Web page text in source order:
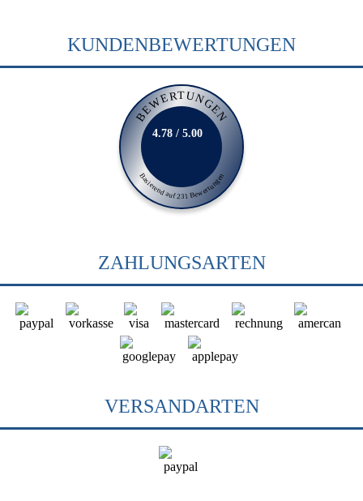
KUNDENBEWERTUNGEN
BEWERTUNGEN
Basierend auf 231 Bewertungen
4.78 / 5.00
ZAHLUNGSARTEN
VERSANDARTEN